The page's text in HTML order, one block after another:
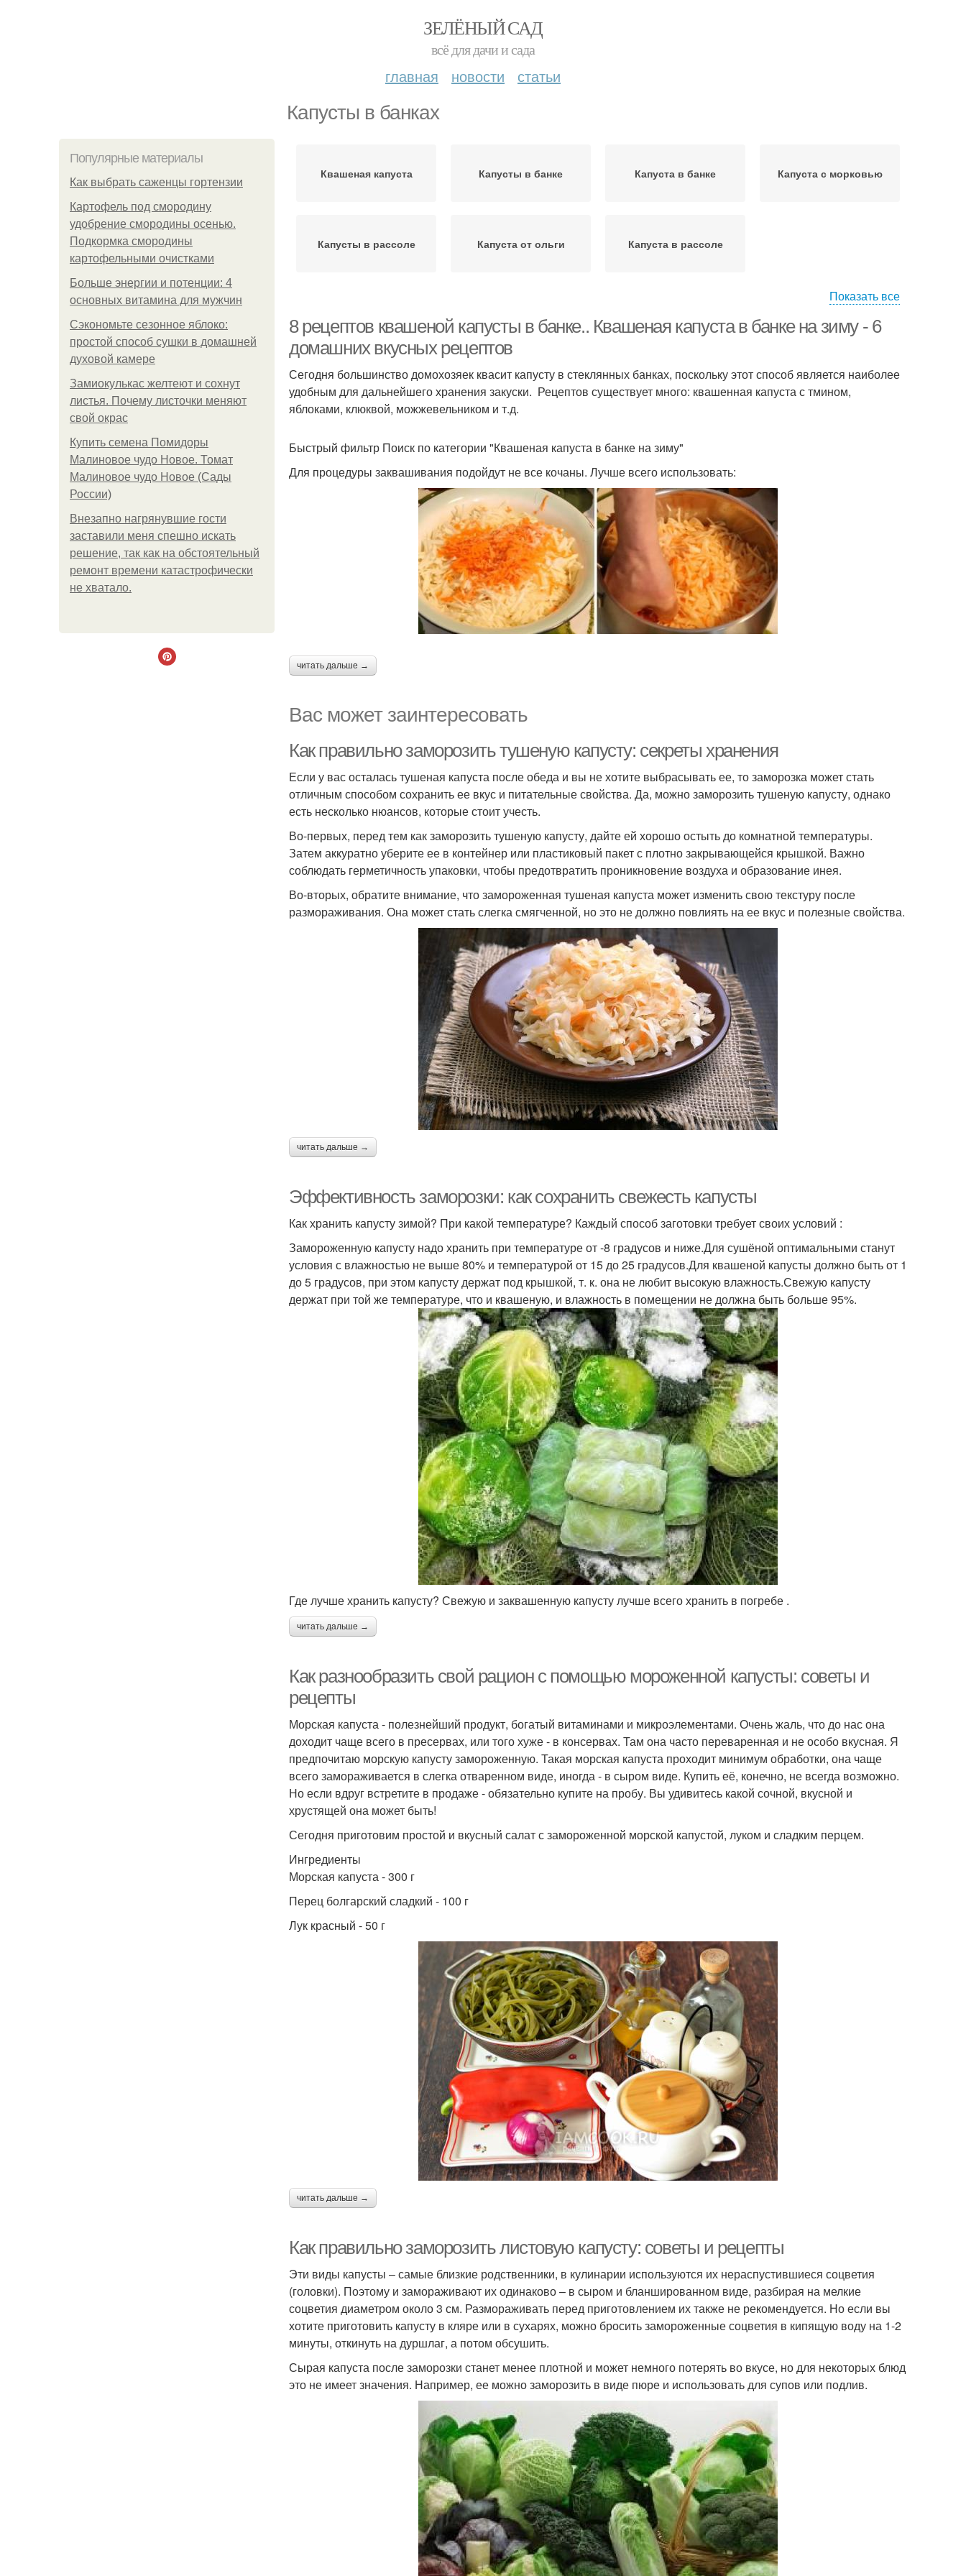
ЗЕЛЁНЫЙ САД
всё для дачи и сада
главная новости статьи
Капусты в банках
Популярные материалы
Как выбрать саженцы гортензии
Картофель под смородину
удобрение смородины осенью.
Подкормка смородины
картофельными очистками
Больше энергии и потенции: 4
основных витамина для мужчин
Сэкономьте сезонное яблоко:
простой способ сушки в домашней
духовой камере
Замиокулькас желтеют и сохнут
листья. Почему листочки меняют
свой окрас
Купить семена Помидоры
Малиновое чудо Новое. Томат
Малиновое чудо Новое (Сады
России)
Внезапно нагрянувшие гости
заставили меня спешно искать
решение, так как на обстоятельный
ремонт времени катастрофически
не хватало.
Квашеная капуста Капусты в банке Капуста в банке Капуста с морковью
Капусты в рассоле Капуста от ольги Капуста в рассоле
Показать все
8 рецептов квашеной капусты в банке.. Квашеная капуста в банке на зиму - 6
домашних вкусных рецептов
Сегодня большинство домохозяек квасит капусту в стеклянных банках, поскольку этот способ является наиболее
удобным для дальнейшего хранения закуски. Рецептов существует много: квашенная капуста с тмином,
яблоками, клюквой, можжевельником и т.д.
Быстрый фильтр Поиск по категории "Квашеная капуста в банке на зиму"
Для процедуры заквашивания подойдут не все кочаны. Лучше всего использовать:
читать дальше →
Вас может заинтересовать
Как правильно заморозить тушеную капусту: секреты хранения
Если у вас осталась тушеная капуста после обеда и вы не хотите выбрасывать ее, то заморозка может стать
отличным способом сохранить ее вкус и питательные свойства. Да, можно заморозить тушеную капусту, однако
есть несколько нюансов, которые стоит учесть.
Во-первых, перед тем как заморозить тушеную капусту, дайте ей хорошо остыть до комнатной температуры.
Затем аккуратно уберите ее в контейнер или пластиковый пакет с плотно закрывающейся крышкой. Важно
соблюдать герметичность упаковки, чтобы предотвратить проникновение воздуха и образование инея.
Во-вторых, обратите внимание, что замороженная тушеная капуста может изменить свою текстуру после
размораживания. Она может стать слегка смягченной, но это не должно повлиять на ее вкус и полезные свойства.
читать дальше →
Эффективность заморозки: как сохранить свежесть капусты
Как хранить капусту зимой? При какой температуре? Каждый способ заготовки требует своих условий :
Замороженную капусту надо хранить при температуре от -8 градусов и ниже.Для сушёной оптимальными станут
условия с влажностью не выше 80% и температурой от 15 до 25 градусов.Для квашеной капусты должно быть от 1
до 5 градусов, при этом капусту держат под крышкой, т. к. она не любит высокую влажность.Свежую капусту
держат при той же температуре, что и квашеную, и влажность в помещении не должна быть больше 95%.
Где лучше хранить капусту? Свежую и заквашенную капусту лучше всего хранить в погребе .
читать дальше →
Как разнообразить свой рацион с помощью мороженной капусты: советы и
рецепты
Морская капуста - полезнейший продукт, богатый витаминами и микроэлементами. Очень жаль, что до нас она
доходит чаще всего в пресервах, или того хуже - в консервах. Там она часто переваренная и не особо вкусная. Я
предпочитаю морскую капусту замороженную. Такая морская капуста проходит минимум обработки, она чаще
всего замораживается в слегка отваренном виде, иногда - в сыром виде. Купить её, конечно, не всегда возможно.
Но если вдруг встретите в продаже - обязательно купите на пробу. Вы удивитесь какой сочной, вкусной и
хрустящей она может быть!
Сегодня приготовим простой и вкусный салат с замороженной морской капустой, луком и сладким перцем.
Ингредиенты
Морская капуста - 300 г
Перец болгарский сладкий - 100 г
Лук красный - 50 г
читать дальше →
Как правильно заморозить листовую капусту: советы и рецепты
Эти виды капусты – самые близкие родственники, в кулинарии используются их нераспустившиеся соцветия
(головки). Поэтому и замораживают их одинаково – в сыром и бланшированном виде, разбирая на мелкие
соцветия диаметром около 3 см. Размораживать перед приготовлением их также не рекомендуется. Но если вы
хотите приготовить капусту в кляре или в сухарях, можно бросить замороженные соцветия в кипящую воду на 1-2
минуты, откинуть на дуршлаг, а потом обсушить.
Сырая капуста после заморозки станет менее плотной и может немного потерять во вкусе, но для некоторых блюд
это не имеет значения. Например, ее можно заморозить в виде пюре и использовать для супов или подлив.